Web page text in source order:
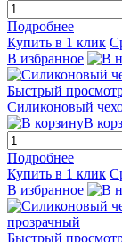
Подробнее
Купить в 1 клик
В избранное
Быстрый
Силиконовый
В
Подробнее
Купить в 1 клик
В избранное
Быстрый